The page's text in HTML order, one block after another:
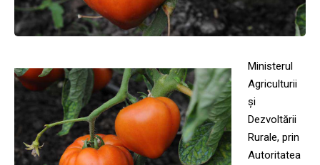
Ministerul
Agriculturii
și
Dezvoltării
Rurale, prin
Autoritatea